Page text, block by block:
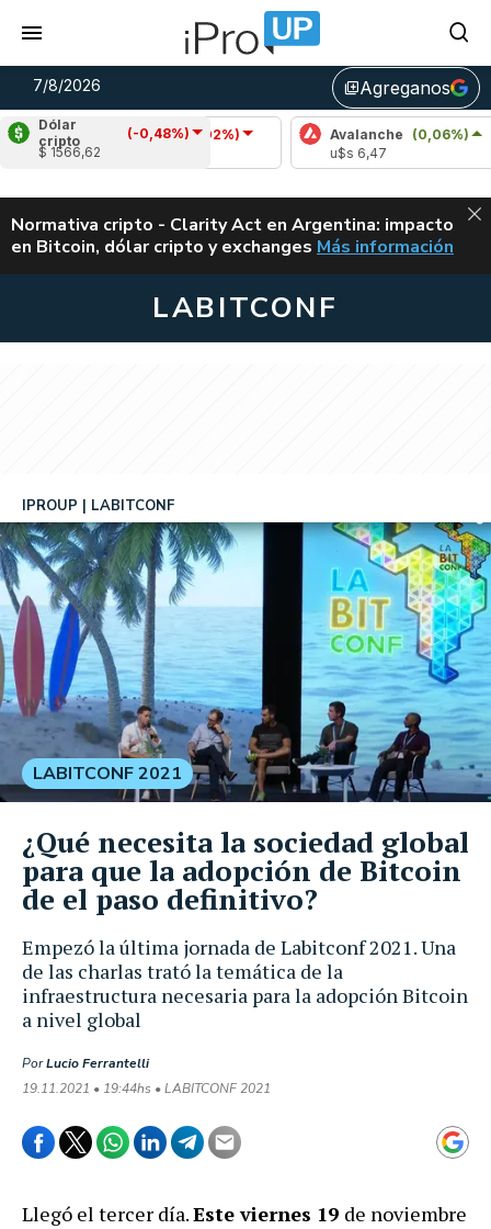
7/8/2026 library_addAgreganos
Dólar
cripto
(-0,48%)
$ 1566,62
Cardano
(-1,02%)
u$s 0,20
Avalanche (0,06%)
u$s 6,47
ALERTA
Normativa cripto - Clarity Act en Argentina: impacto
en Bitcoin, dólar cripto y exchanges CLARITY ACT EN
Más información
LABITCONF
Empezó la última jornada de Labitconf 2021. Una
de las charlas trató la temática de la
infraestructura necesaria para la adopción Bitcoin
a nivel global
IPROUP LABITCONF
PorLucio Ferrantelli
19.11.2021 • 19:44hs • LABITCONF 2021
LABITCONF 2021
¿Qué necesita la sociedad global
para que la adopción de Bitcoin
de el paso definitivo?
Llegó el tercer día.Este viernes 19 de noviembre